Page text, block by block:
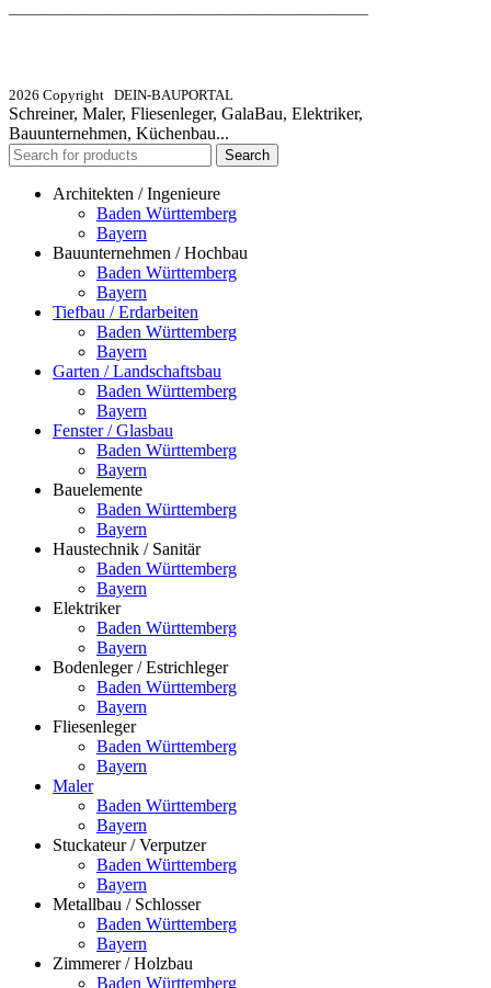
2026 Copyright DEIN-BAUPORTAL
Schreiner, Maler, Fliesenleger, GalaBau, Elektriker,
Bauunternehmen, Küchenbau...
Search
Architekten / Ingenieure
Baden Württemberg
Bayern
Bauunternehmen / Hochbau
Baden Württemberg
Bayern
Tiefbau / Erdarbeiten
Baden Württemberg
Bayern
Garten / Landschaftsbau
Baden Württemberg
Bayern
Fenster / Glasbau
Baden Württemberg
Bayern
Bauelemente
Baden Württemberg
Bayern
Haustechnik / Sanitär
Baden Württemberg
Bayern
Elektriker
Baden Württemberg
Bayern
Bodenleger / Estrichleger
Baden Württemberg
Bayern
Fliesenleger
Baden Württemberg
Bayern
Maler
Baden Württemberg
Bayern
Stuckateur / Verputzer
Baden Württemberg
Bayern
Metallbau / Schlosser
Baden Württemberg
Bayern
Zimmerer / Holzbau
Baden Württemberg